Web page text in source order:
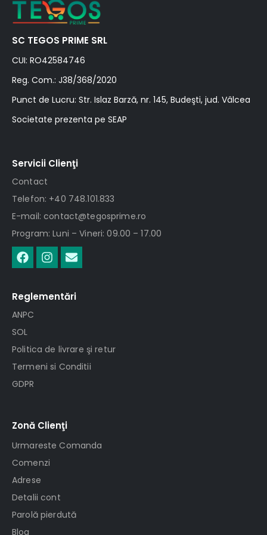
SC TEGOS PRIME SRL
CUI: RO42584746
Reg. Com.: J38/368/2020
Punct de Lucru: Str. Islaz Barză, nr. 145, Budeşti, jud. Vâlcea
Societate prezenta pe SEAP
Servicii Clienţi
Contact
Telefon: +40 748.101.833
E-mail: contact@tegosprime.ro
Program: Luni – Vineri: 09.00 – 17.00
Reglementări
ANPC
SOL
Politica de livrare şi retur
Termeni si Conditii
GDPR
Zonă Clienţi
Urmareste Comanda
Comenzi
Adrese
Detalii cont
Parolă pierdută
Blog